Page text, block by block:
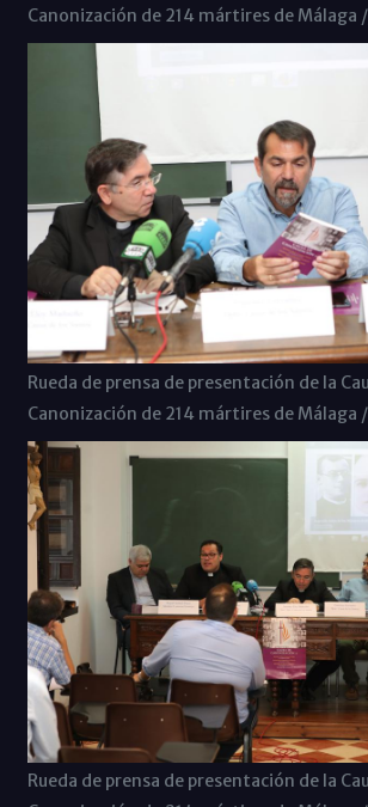
Canonización de 214 mártires de Málaga //
Rueda de prensa de presentación de la
Canonización de 214 mártires de Málaga //
Rueda de prensa de presentación de la